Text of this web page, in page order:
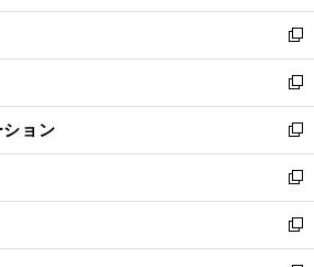
開
く
ウ
で
開
く
ン
ド
ウ
で
開
く
新
し
い
ウ
ィ
ン
ド
ウ
で
開
新
し
い
ウ
ィ
ン
ド
ウ
ョン
新
し
い
ウ
ィ
ン
新
し
い
ウ
新
し